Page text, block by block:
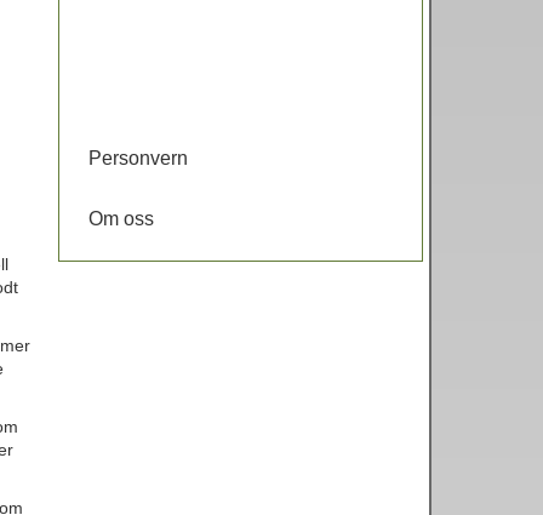
Personvern
Om oss